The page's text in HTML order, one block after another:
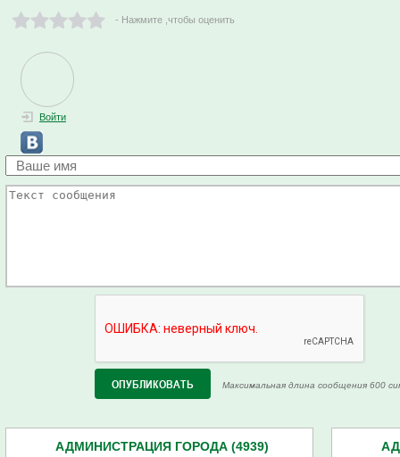
- Нажмите ,чтобы оценить
Войти
Максимальная длина сообщения 600
АДМИНИСТРАЦИЯ ГОРОДА (4939)